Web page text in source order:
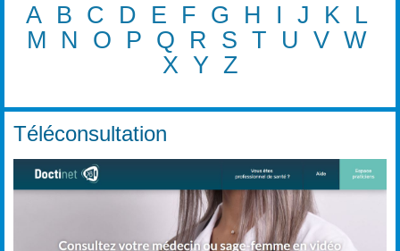
A B C D E F G H I J K
L
M
N O P Q R S T U V W
X Y Z
Téléconsultation